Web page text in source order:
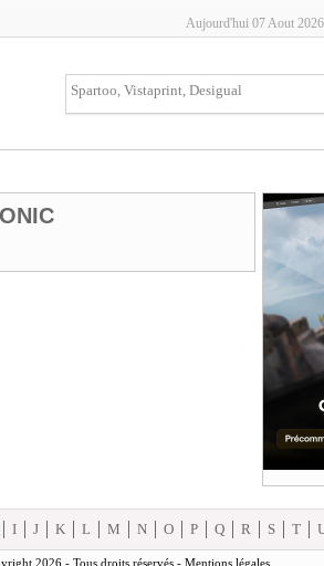
Aujourd'hui 07 Aout
I J K L M N O P Q R S T
2026 - Tous droits réservés - Mentions légales